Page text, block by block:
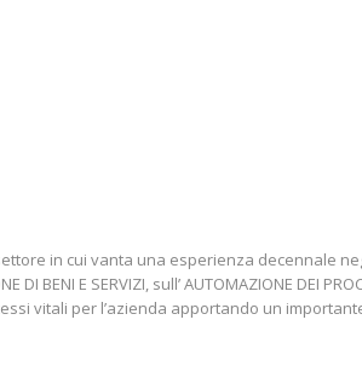
cui vanta una esperienza decennale negli
BENI E SERVIZI, sull’ AUTOMAZIONE DEI
vitali per l’azienda apportando un